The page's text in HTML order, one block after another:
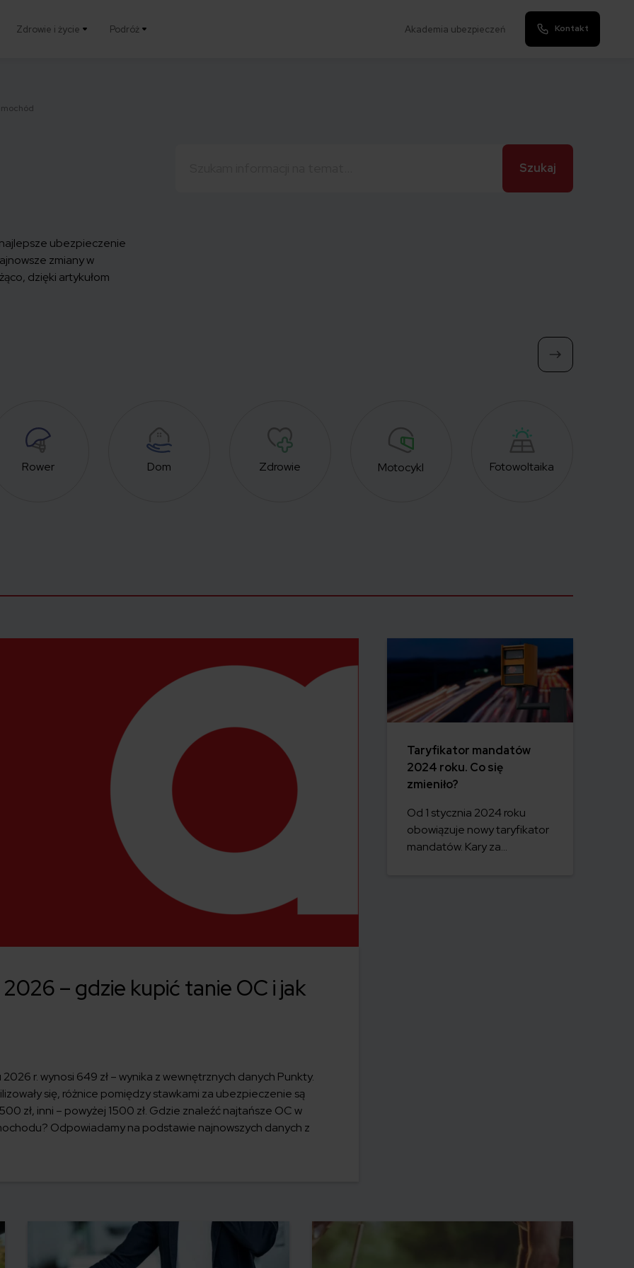
Zdrowie i życie Podróż Akademia ubezpieczeń Kontakt
ubezpieczenie
zmiany w
dzięki artykułom
Rower Dom Zdrowie Motocykl Fotowoltaika
– gdzie kupić tanie OC i jak
r. wynosi 649 zł – wynika z wewnętrznych danych Punkty.
się, różnice pomiędzy stawkami za ubezpieczenie są
zł, inni – powyżej 1500 zł. Gdzie znaleźć najtańsze OC w
Odpowiadamy na podstawie najnowszych danych z
Taryfikator mandatów
2024 roku. Co się
zmieniło?
Od 1 stycznia 2024 roku
obowiązuje nowy taryfikator
mandatów. Kary za